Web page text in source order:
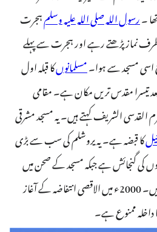
۔رسول اللہ صلی اللہ علیہ وسلمہجرت
نماز پڑھتے رہے اور ہجرت سے پہلے
اسی مسجد سے ہوا۔مسلمانوںکا قبلہ اول
تیسرا مقدس تریں مکان ہے۔ مقامی
القدسی الشریف کہتے ہیں۔ یہ مسجد مشرقی
کا قبضہ ہے۔ یہ یروشلم کی سب سے بڑی
کی گنجائش ہے جبکہ مسجد کے صحن میں
بھی ہزاروں افراد نماز ادا کرسکتے ہیں۔ 2000ء میں الاقصی انتفاضہ کے آغاز
داخلہ ممنوع ہے۔